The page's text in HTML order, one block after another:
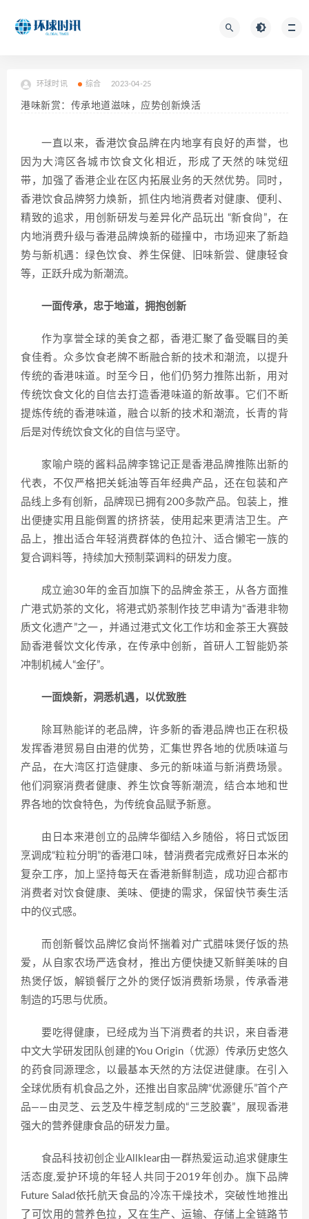
环球时讯 综合 2023-04-25
港味新赏：传承地道滋味，应势创新焕活
一直以来，香港饮食品牌在内地享有良好的声誉，也
因为大湾区各城市饮食文化相近，形成了天然的味觉纽
带，加强了香港企业在区内拓展业务的天然优势。同时，
香港饮食品牌努力焕新，抓住内地消费者对健康、便利、
精致的追求，用创新研发与差异化产品玩出 “新食尙”，在
内地消费升级与香港品牌焕新的碰撞中，市场迎来了新趋
势与新机遇：绿色饮食、养生保健、旧味新尝、健康轻食
等，正跃升成为新潮流。
一面传承，忠于地道，拥抱创新
作为享誉全球的美食之都，香港汇聚了备受瞩目的美
食佳肴。众多饮食老牌不断融合新的技术和潮流，以提升
传统的香港味道。时至今日，他们仍努力推陈出新，用对
传统饮食文化的自信去打造香港味道的新故事。它们不断
提炼传统的香港味道，融合以新的技术和潮流，长青的背
后是对传统饮食文化的自信与坚守。
家喻户晓的酱料品牌李锦记正是香港品牌推陈出新的
代表，不仅严格把关蚝油等百年经典产品，还在包装和产
品线上多有创新，品牌现已拥有200多款产品。包装上，推
出便捷实用且能倒置的挤挤装，使用起来更清洁卫生。产
品上，推出适合年轻消费群体的色拉汁、适合懒宅一族的
复合调料等，持续加大预制菜调料的研发力度。
成立逾30年的金百加旗下的品牌金茶王，从各方面推
广港式奶茶的文化，将港式奶茶制作技艺申请为"香港非物
质文化遗产”之一，并通过港式文化工作坊和金茶王大赛鼓
励香港餐饮文化传承，在传承中创新，首研人工智能奶茶
冲制机械人“金仔”。
一面焕新，洞悉机遇，以优致胜
除耳熟能详的老品牌，许多新的香港品牌也正在积极
发挥香港贸易自由港的优势，汇集世界各地的优质味道与
产品，在大湾区打造健康、多元的新味道与新消费场景。
他们洞察消费者健康、养生饮食等新潮流，结合本地和世
界各地的饮食特色，为传统食品赋予新意。
由日本来港创立的品牌华御结入乡随俗，将日式饭团
烹调成“粒粒分明”的香港口味，替消费者完成煮好日本米的
复杂工序，加上坚持每天在香港新鲜制造，成功迎合都市
消费者对饮食健康、美味、便捷的需求，保留快节奏生活
中的仪式感。
而创新餐饮品牌忆食尚怀揣着对广式腊味煲仔饭的热
爱，从自家农场严选食材，推出方便快捷又新鲜美味的自
热煲仔饭，解锁餐厅之外的煲仔饭消费新场景，传承香港
制造的巧思与优质。
要吃得健康，已经成为当下消费者的共识，来自香港
中文大学研发团队创建的You Origin（优源）传承历史悠久
的药食同源理念，以最基本天然的方法促进健康。在引入
全球优质有机食品之外，还推出自家品牌“优源健乐”首个产
品——由灵芝、云芝及牛樟芝制成的“三芝胶囊”，展现香港
强大的营养健康食品的研发力量。
食品科技初创企业Allklear由一群热爱运动,追求健康生
活态度,爱护环境的年轻人共同于2019年创办。旗下品牌
Future Salad依托航天食品的冷冻干燥技术，突破性地推出
了可饮用的营养色拉，又在生产、运输、存储上全链路节